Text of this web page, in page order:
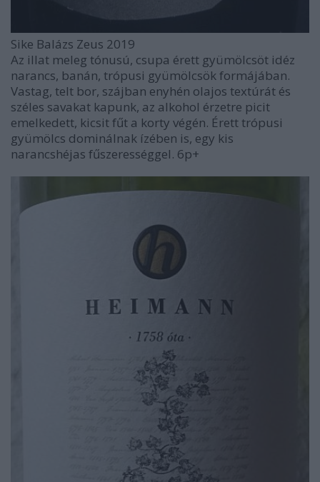
Sike Balázs Zeus 2019
Az illat meleg tónusú, csupa érett gyümölcsöt idéz
narancs, banán, trópusi gyümölcsök formájában.
Vastag, telt bor, szájban enyhén olajos textúrát és
széles savakat kapunk, az alkohol érzetre picit
emelkedett, kicsit fűt a korty végén. Érett trópusi
gyümölcs dominálnak ízében is, egy kis
narancshéjas fűszerességgel. 6p+